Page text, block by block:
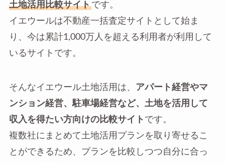
土地活用比較サイトです。
イエウールは不動産一括査定サイトとして始ま
り、今は累計1,000万人を超える利用者が利用して
いるサイトです。
そんなイエウール土地活用は、 アパート経営やマ
ンション経営、駐車場経営など、土地を活用して
収入を得たい方向けの比較サイト です。
複数社にまとめて土地活用プランを取り寄せるこ
とができるため、プランを比較しつつ自分に合っ